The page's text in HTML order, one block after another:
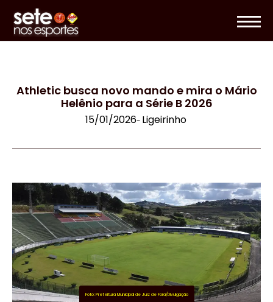
Athletic busca novo mando e mira o Mário
Helênio para a Série B 2026
15/01/2026- Ligeirinho
Foto: Prefeitura Municipal de Juiz de Fora/Divulgação